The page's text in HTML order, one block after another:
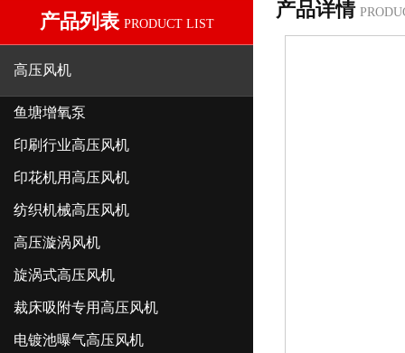
产品列表 PRODUCT LIST
高压风机
鱼塘增氧泵
印刷行业高压风机
印花机用高压风机
纺织机械高压风机
高压漩涡风机
旋涡式高压风机
裁床吸附专用高压风机
电镀池曝气高压风机
产品详情